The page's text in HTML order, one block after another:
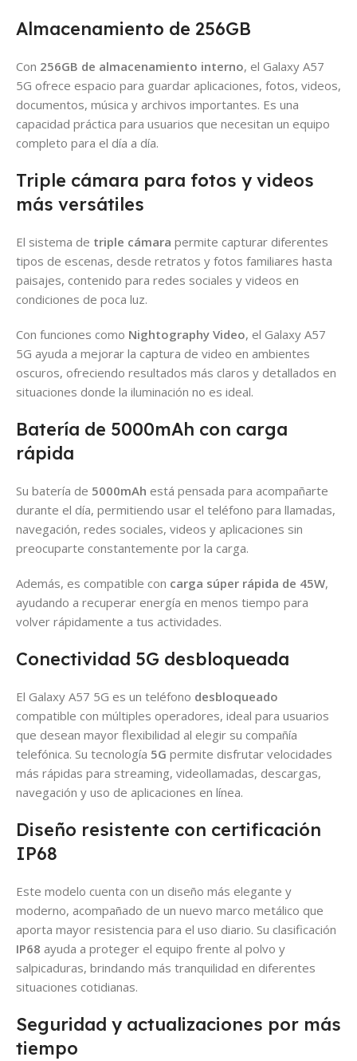
Almacenamiento de 256GB
Con 256GB de almacenamiento interno, el Galaxy A57
5G ofrece espacio para guardar aplicaciones, fotos, videos,
documentos, música y archivos importantes. Es una
capacidad práctica para usuarios que necesitan un equipo
completo para el día a día.
Triple cámara para fotos y videos
más versátiles
El sistema de triple cámara permite capturar diferentes
tipos de escenas, desde retratos y fotos familiares hasta
paisajes, contenido para redes sociales y videos en
condiciones de poca luz.
Con funciones como Nightography Video, el Galaxy A57
5G ayuda a mejorar la captura de video en ambientes
oscuros, ofreciendo resultados más claros y detallados en
situaciones donde la iluminación no es ideal.
Batería de 5000mAh con carga
rápida
Su batería de 5000mAh está pensada para acompañarte
durante el día, permitiendo usar el teléfono para llamadas,
navegación, redes sociales, videos y aplicaciones sin
preocuparte constantemente por la carga.
Además, es compatible con carga súper rápida de 45W,
ayudando a recuperar energía en menos tiempo para
volver rápidamente a tus actividades.
Conectividad 5G desbloqueada
El Galaxy A57 5G es un teléfono desbloqueado
compatible con múltiples operadores, ideal para usuarios
que desean mayor flexibilidad al elegir su compañía
telefónica. Su tecnología 5G permite disfrutar velocidades
más rápidas para streaming, videollamadas, descargas,
navegación y uso de aplicaciones en línea.
Diseño resistente con certificación
IP68
Este modelo cuenta con un diseño más elegante y
moderno, acompañado de un nuevo marco metálico que
aporta mayor resistencia para el uso diario. Su clasificación
IP68 ayuda a proteger el equipo frente al polvo y
salpicaduras, brindando más tranquilidad en diferentes
situaciones cotidianas.
Seguridad y actualizaciones por más
tiempo